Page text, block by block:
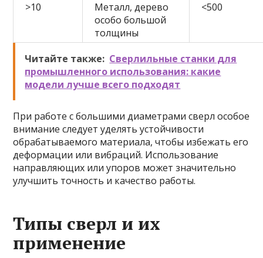
>10
Металл, дерево
особо большой
толщины
<500
Читайте также: Сверлильные станки для
промышленного использования: какие
модели лучше всего подходят
При работе с большими диаметрами сверл особое
внимание следует уделять устойчивости
обрабатываемого материала, чтобы избежать его
деформации или вибраций. Использование
направляющих или упоров может значительно
улучшить точность и качество работы.
Типы сверл и их
применение